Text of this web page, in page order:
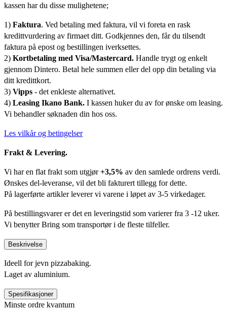
kassen har du disse mulighetene;
1) Faktura. Ved betaling med faktura, vil vi foreta en rask
kredittvurdering av firmaet ditt. Godkjennes den, får du tilsendt
faktura på epost og bestillingen iverksettes.
2) Kortbetaling med Visa/Mastercard. Handle trygt og enkelt
gjennom Dintero. Betal hele summen eller del opp din betaling via
ditt kredittkort.
3) Vipps - det enkleste alternativet.
4) Leasing Ikano Bank. I kassen huker du av for ønske om leasing.
Vi behandler søknaden din hos oss.
Les vilkår og betingelser
Frakt & Levering.
Vi har en flat frakt som utgjør+3,5% av den samlede ordrens verdi.
Ønskes del-leveranse, vil det bli fakturert tillegg for dette.
På lagerførte artikler leverer vi varene i løpet av 3-5 virkedager.
På bestillingsvarer er det en leveringstid som varierer fra 3 -12 uker.
Vi benytter Bring som transportør i de fleste tilfeller.
Beskrivelse
Ideell for jevn pizzabaking.
Laget av aluminium.
Spesifikasjoner
Minste ordre kvantum